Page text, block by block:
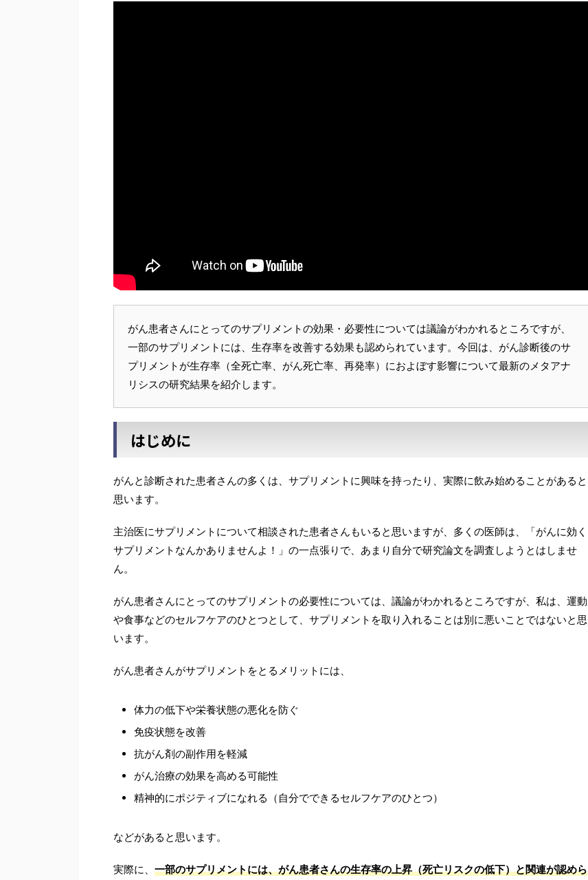
がん患者さんにとってのサプリメントの効果・必要性については議論がわかれるところですが、
一部のサプリメントには、生存率を改善する効果も認められています。今回は、がん診断後のサ
プリメントが生存率（全死亡率、がん死亡率、再発率）におよぼす影響について最新のメタアナ
リシスの研究結果を紹介します。
はじめに
がんと診断された患者さんの多くは、サプリメントに興味を持ったり、実際に飲み始めることがあると
思います。
主治医にサプリメントについて相談された患者さんもいると思いますが、多くの医師は、「がんに効く
サプリメントなんかありませんよ！」の一点張りで、あまり自分で研究論文を調査しようとはしませ
ん。
がん患者さんにとってのサプリメントの必要性については、議論がわかれるところですが、私は、運動
や食事などのセルフケアのひとつとして、サプリメントを取り入れることは別に悪いことではないと思
います。
がん患者さんがサプリメントをとるメリットには、
体力の低下や栄養状態の悪化を防ぐ
免疫状態を改善
抗がん剤の副作用を軽減
がん治療の効果を高める可能性
精神的にポジティブになれる（自分でできるセルフケアのひとつ）
などがあると思います。
実際に、 一部のサプリメントには、がん患者さんの生存率の上昇（死亡リスクの低下）と関連が認めら